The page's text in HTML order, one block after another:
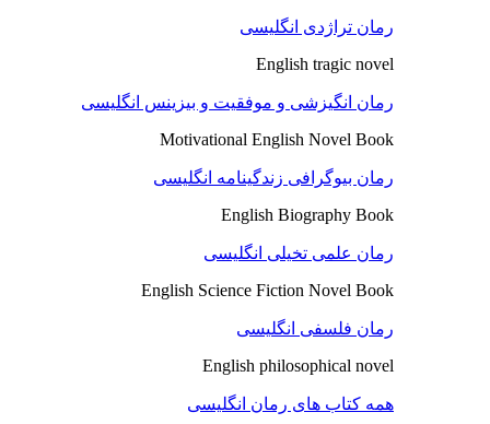
رمان تراژدی انگلیسی
English tragic novel
رمان انگیزشی و موفقیت و بیزینس انگلیسی
Motivational English Novel Book
رمان بیوگرافی زندگینامه انگلیسی
English Biography Book
رمان علمی تخیلی انگلیسی
English Science Fiction Novel Book
رمان فلسفی انگلیسی
English philosophical novel
همه کتاب های رمان انگلیسی